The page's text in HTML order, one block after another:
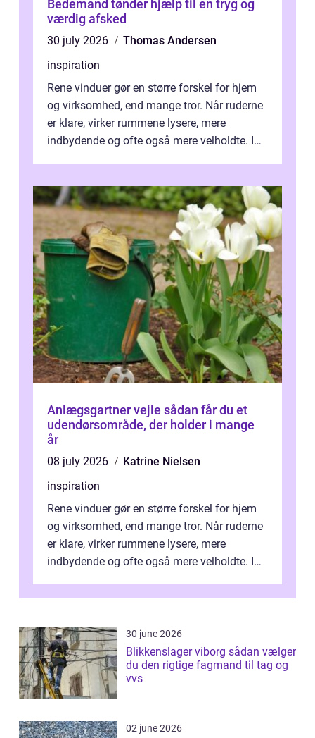
Bedemand tønder hjælp til en tryg og
værdig afsked
30 july 2026
Thomas Andersen
inspiration
Rene vinduer gør en større forskel for hjem
og virksomhed, end mange tror. Når ruderne
er klare, virker rummene lysere, mere
indbydende og ofte også mere velholdte. I
Anlægsgartner vejle sådan får du et
udendørsområde, der holder i mange
år
08 july 2026
Katrine Nielsen
inspiration
Rene vinduer gør en større forskel for hjem
og virksomhed, end mange tror. Når ruderne
er klare, virker rummene lysere, mere
indbydende og ofte også mere velholdte. I
30 june 2026
Blikkenslager viborg sådan vælger
du den rigtige fagmand til tag og
vvs
02 june 2026